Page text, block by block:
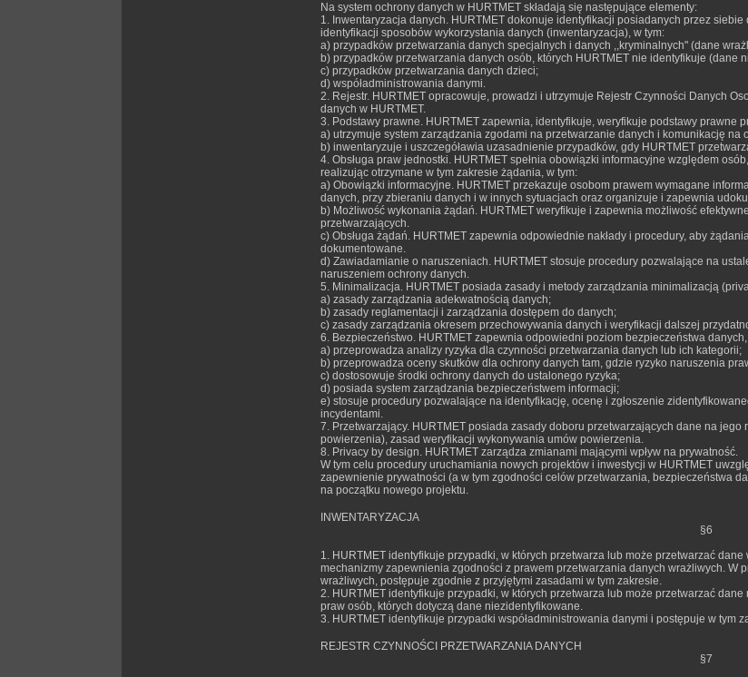
Na system ochrony danych w HURTMET składają się następujące elementy:
1. Inwentaryzacja danych. HURTMET dokonuje identyfikacji posiadanych przez
identyfikacji sposobów wykorzystania danych (inwentaryzacja), w tym:
a) przypadków przetwarzania danych specjalnych i danych ,,kryminalnych" (dane
b) przypadków przetwarzania danych osób, których HURTMET nie identyfikuje (dane
c) przypadków przetwarzania danych dzieci;
d) współadministrowania danymi.
2. Rejestr. HURTMET opracowuje, prowadzi i utrzymuje Rejestr Czynności Danych
danych w HURTMET.
3. Podstawy prawne. HURTMET zapewnia, identyfikuje, weryfikuje podstawy prawne
a) utrzymuje system zarządzania zgodami na przetwarzanie danych i komunikację na
b) inwentaryzuje i uszczegóławia uzasadnienie przypadków, gdy HURTMET
4. Obsługa praw jednostki. HURTMET spełnia obowiązki informacyjne względem
realizując otrzymane w tym zakresie żądania, w tym:
a) Obowiązki informacyjne. HURTMET przekazuje osobom prawem wymagane
danych, przy zbieraniu danych i w innych sytuacjach oraz organizuje i zapewnia
b) Możliwość wykonania żądań. HURTMET weryfikuje i zapewnia możliwość
przetwarzających.
c) Obsługa żądań. HURTMET zapewnia odpowiednie nakłady i procedury, aby
dokumentowane.
d) Zawiadamianie o naruszeniach. HURTMET stosuje procedury pozwalające na
naruszeniem ochrony danych.
5. Minimalizacja. HURTMET posiada zasady i metody zarządzania minimalizacją
a) zasady zarządzania adekwatnością danych;
b) zasady reglamentacji i zarządzania dostępem do danych;
c) zasady zarządzania okresem przechowywania danych i weryfikacji dalszej
6. Bezpieczeństwo. HURTMET zapewnia odpowiedni poziom bezpieczeństwa danych,
a) przeprowadza analizy ryzyka dla czynności przetwarzania danych lub ich kategorii;
b) przeprowadza oceny skutków dla ochrony danych tam, gdzie ryzyko naruszenia
c) dostosowuje środki ochrony danych do ustalonego ryzyka;
d) posiada system zarządzania bezpieczeństwem informacji;
e) stosuje procedury pozwalające na identyfikację, ocenę i zgłoszenie
incydentami.
7. Przetwarzający. HURTMET posiada zasady doboru przetwarzających dane na
powierzenia), zasad weryfikacji wykonywania umów powierzenia.
8. Privacy by design. HURTMET zarządza zmianami mającymi wpływ na prywatność.
W tym celu procedury uruchamiania nowych projektów i inwestycji w HURTMET
zapewnienie prywatności (a w tym zgodności celów przetwarzania, bezpieczeństwa
na początku nowego projektu.
INWENTARYZACJA
§6
1. HURTMET identyfikuje przypadki, w których przetwarza lub może przetwarzać
mechanizmy zapewnienia zgodności z prawem przetwarzania danych wrażliwych. W
wrażliwych, postępuje zgodnie z przyjętymi zasadami w tym zakresie.
2. HURTMET identyfikuje przypadki, w których przetwarza lub może przetwarzać
praw osób, których dotyczą dane niezidentyfikowane.
3. HURTMET identyfikuje przypadki współadministrowania danymi i postępuje w tym
REJESTR CZYNNOŚCI PRZETWARZANIA DANYCH
§7